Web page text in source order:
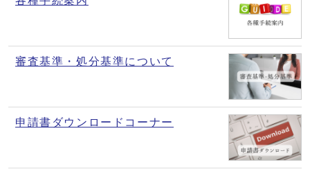
審査基準・処分基準について
申請書ダウンロードコーナー